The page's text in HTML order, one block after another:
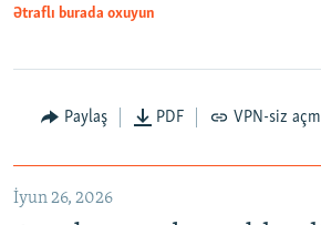
Auto 240p 360p
720p 1080p
Ətraflı burada oxuyun
Paylaş PDF VPN-siz
İyun 26, 2026